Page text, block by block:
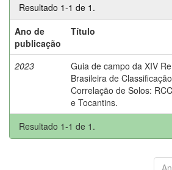
Resultado 1-1 de 1.
Ano de
publicação
Título
2023
Guia de campo da XIV
Brasileira de
Correlação de Solos:
e Tocantins.
Resultado 1-1 de 1.